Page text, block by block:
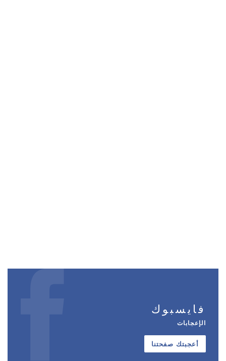
فايسبوك
الإعجابات
أعجبتك صفحتنا